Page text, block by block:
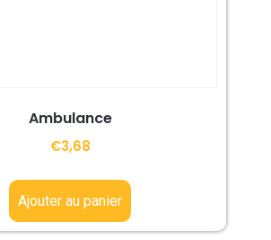
Ambulance
€3,68
Ajouter au panier